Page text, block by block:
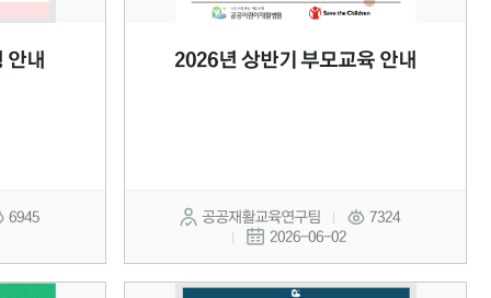
안내
6945
2026년 상반기 부모교육 안내
공공재활교육연구팀
7324
2026-06-02